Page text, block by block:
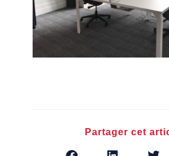
Partager cet